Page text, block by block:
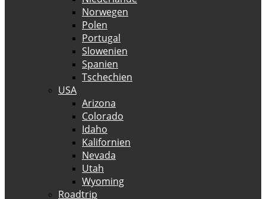
Norwegen
Polen
Portugal
Slowenien
Spanien
Tschechien
USA
Arizona
Colorado
Idaho
Kalifornien
Nevada
Utah
Wyoming
Roadtrip